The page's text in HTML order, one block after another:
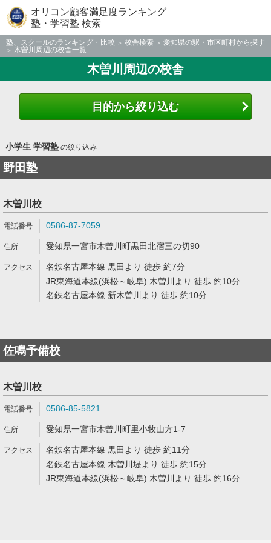
オリコン顧客満足度ランキング
塾・学習塾 検索
塾、スクールのランキング・比較 校舎検索
愛知県の駅・市区町村から探す
木曽川周辺の校舎一覧
木曽川周辺の校舎
目的から絞り込む
小学生 学習塾の絞り込み
野田塾
木曽川校
0586-87-7059
愛知県一宮市木曽川町黒田北宿三の切90
名鉄名古屋本線 黒田より 徒歩 約7分
JR東海道本線(浜松～岐阜) 木曽川より 徒歩 約10分
名鉄名古屋本線 新木曽川より 徒歩 約10分
佐鳴予備校
木曽川校
0586-85-5821
愛知県一宮市木曽川町里小牧山方1-7
名鉄名古屋本線 黒田より 徒歩 約11分
名鉄名古屋本線 木曽川堤より 徒歩 約15分
JR東海道本線(浜松～岐阜) 木曽川より 徒歩 約16分